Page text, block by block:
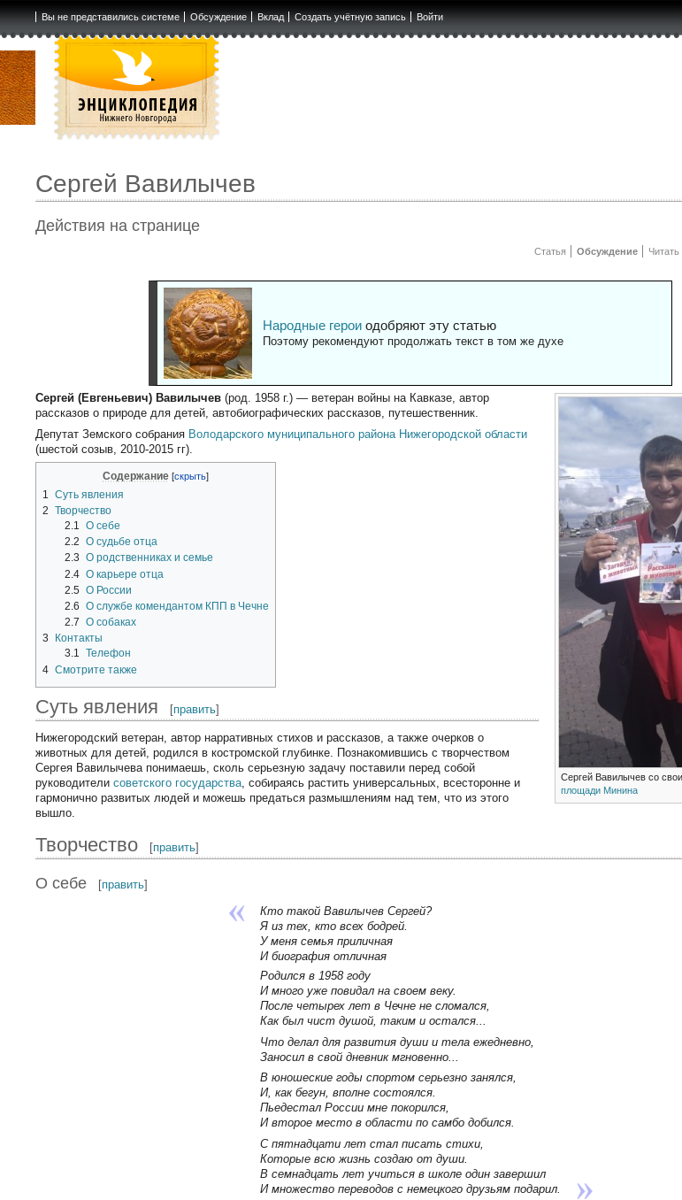
Вы не представились системе Обсуждение Вклад Создать учётную запись Войти
Сергей Вавилычев
Действия на странице
Статья Обсуждение Читать
Народные героиодобряют эту статью
Поэтому рекомендуют продолжать текст в том же духе
Сергей Вавилычев со
площади Минина
Сергей (Евгеньевич) Вавилычев (род. 1958 г.) — ветеран войны на Кавказе, автор
рассказов о природе для детей, автобиографических рассказов, путешественник.
Депутат Земского собрания Володарского муниципального района Нижегородской области
(шестой созыв, 2010-2015 гг).
Содержание
1
Суть явления
2 Творчество
2.1 О себе
2.2 О судьбе отца
2.3 О родственниках и семье
2.4 О карьере отца
2.5 О России
2.6 О службе комендантом КПП в Чечне
2.7 О собаках
3
Контакты
3.1 Телефон
4 Смотрите также
Суть явления [править]
Нижегородский ветеран, автор нарративных стихов и рассказов, а также очерков о
животных для детей, родился в костромской глубинке. Познакомившись с творчеством
Сергея Вавилычева понимаешь, сколь серьезную задачу поставили перед собой
руководителисоветского государства , собираясь растить универсальных, всесторонне и
гармонично развитых людей и можешь предаться размышлениям над тем, что из этого
вышло.
Творчество [править]
О себе [править]
Кто такой Вавилычев Сергей?
Я из тех, кто всех бодрей.
У меня семья приличная
И биография отличная
Родился в 1958 году
И много уже повидал на своем веку.
После четырех лет в Чечне не сломался,
Как был чист душой, таким и остался...
Что делал для развития души и тела ежедневно,
Заносил в свой дневник мгновенно...
В юношеские годы спортом серьезно занялся,
И, как бегун, вполне состоялся.
Пьедестал России мне покорился,
И второе место в области по самбо добился.
С пятнадцати лет стал писать стихи,
Которые всю жизнь создаю от души.
В семнадцать лет учиться в школе один завершил
И множество переводов с немецкого друзьям подарил.